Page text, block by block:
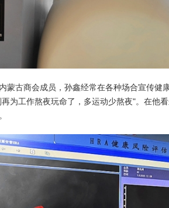
蒙古商会成员，孙鑫经常在各种场合宣传健
为工作熬夜玩命了，多运动少熬夜"。在他